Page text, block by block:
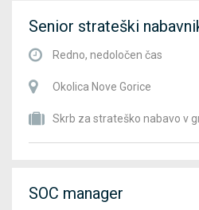
Senior strateški
Redno, nedoločen čas
Okolica Nove Gorice
Skrb za strateško nabavo v
SOC manager